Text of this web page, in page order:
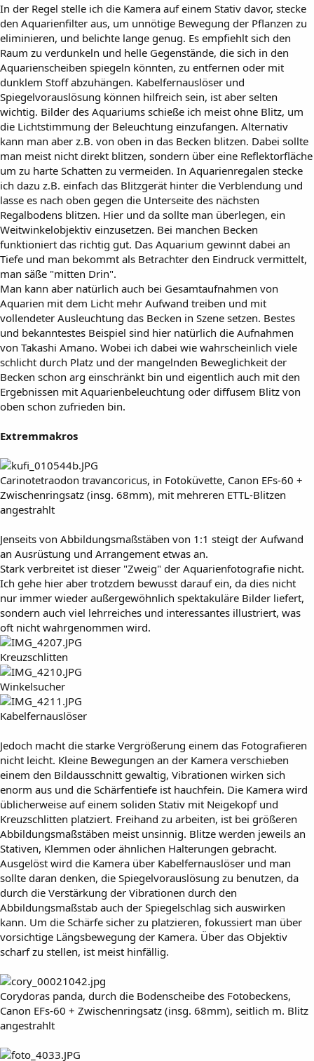
In der Regel stelle ich die Kamera auf einem Stativ davor, stecke
den Aquarienfilter aus, um unnötige Bewegung der Pflanzen zu
eliminieren, und belichte lange genug. Es empfiehlt sich den
Raum zu verdunkeln und helle Gegenstände, die sich in den
Aquarienscheiben spiegeln könnten, zu entfernen oder mit
dunklem Stoff abzuhängen. Kabelfernauslöser und
Spiegelvorauslösung können hilfreich sein, ist aber selten
wichtig. Bilder des Aquariums schieße ich meist ohne Blitz, um
die Lichtstimmung der Beleuchtung einzufangen. Alternativ
kann man aber z.B. von oben in das Becken blitzen. Dabei sollte
man meist nicht direkt blitzen, sondern über eine Reflektorfläche
um zu harte Schatten zu vermeiden. In Aquarienregalen stecke
ich dazu z.B. einfach das Blitzgerät hinter die Verblendung und
lasse es nach oben gegen die Unterseite des nächsten
Regalbodens blitzen. Hier und da sollte man überlegen, ein
Weitwinkelobjektiv einzusetzen. Bei manchen Becken
funktioniert das richtig gut. Das Aquarium gewinnt dabei an
Tiefe und man bekommt als Betrachter den Eindruck vermittelt,
man säße "mitten Drin".
Man kann aber natürlich auch bei Gesamtaufnahmen von
Aquarien mit dem Licht mehr Aufwand treiben und mit
vollendeter Ausleuchtung das Becken in Szene setzen. Bestes
und bekanntestes Beispiel sind hier natürlich die Aufnahmen
von Takashi Amano. Wobei ich dabei wie wahrscheinlich viele
schlicht durch Platz und der mangelnden Beweglichkeit der
Becken schon arg einschränkt bin und eigentlich auch mit den
Ergebnissen mit Aquarienbeleuchtung oder diffusem Blitz von
oben schon zufrieden bin.
Extremmakros
Carinotetraodon travancoricus, in Fotoküvette, Canon EFs-60 +
Zwischenringsatz (insg. 68mm), mit mehreren ETTL-Blitzen
angestrahlt
Jenseits von Abbildungsmaßstäben von 1:1 steigt der Aufwand
an Ausrüstung und Arrangement etwas an.
Stark verbreitet ist dieser "Zweig" der Aquarienfotografie nicht.
Ich gehe hier aber trotzdem bewusst darauf ein, da dies nicht
nur immer wieder außergewöhnlich spektakuläre Bilder liefert,
sondern auch viel lehrreiches und interessantes illustriert, was
oft nicht wahrgenommen wird.
Kreuzschlitten
Winkelsucher
Kabelfernauslöser
Jedoch macht die starke Vergrößerung einem das Fotografieren
nicht leicht. Kleine Bewegungen an der Kamera verschieben
einem den Bildausschnitt gewaltig, Vibrationen wirken sich
enorm aus und die Schärfentiefe ist hauchfein. Die Kamera wird
üblicherweise auf einem soliden Stativ mit Neigekopf und
Kreuzschlitten platziert. Freihand zu arbeiten, ist bei größeren
Abbildungsmaßstäben meist unsinnig. Blitze werden jeweils an
Stativen, Klemmen oder ähnlichen Halterungen gebracht.
Ausgelöst wird die Kamera über Kabelfernauslöser und man
sollte daran denken, die Spiegelvorauslösung zu benutzen, da
durch die Verstärkung der Vibrationen durch den
Abbildungsmaßstab auch der Spiegelschlag sich auswirken
kann. Um die Schärfe sicher zu platzieren, fokussiert man über
vorsichtige Längsbewegung der Kamera. Über das Objektiv
scharf zu stellen, ist meist hinfällig.
Corydoras panda, durch die Bodenscheibe des Fotobeckens,
Canon EFs-60 + Zwischenringsatz (insg. 68mm), seitlich m. Blitz
angestrahlt